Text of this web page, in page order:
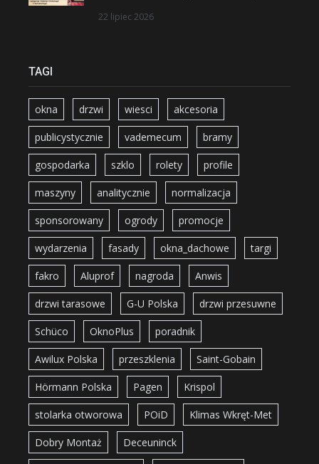
22 lipiec 2026
TAGI
okna drzwi wiesci akcesoria
publicystycznie vademecum bramy
gospodarka szklo rolety profile
maszyny analitycznie normalizacja
sponsorowany ogrody promocje
wydarzenia fasady okna_dachowe targi
fakro Aluprof nagroda Anwis
drzwi tarasowe G-U Polska drzwi przesuwne
Schüco OknoPlus poradnik
Awilux Polska przeszklenia Saint-Gobain
Hörmann Polska Pagen Krispol
stolarka otworowa POiD Klimas Wkręt-Met
Dobry Montaż Deceuninck